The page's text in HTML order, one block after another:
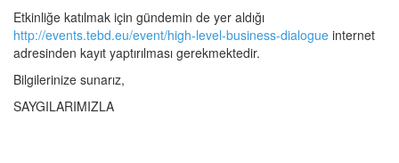
Etkinliğe katılmak için gündemin de yer aldığı
http://events.tebd.eu/event/high-level-business-dialogue internet
adresinden kayıt yaptırılması gerekmektedir.
Bilgilerinize sunarız,
SAYGILARIMIZLA